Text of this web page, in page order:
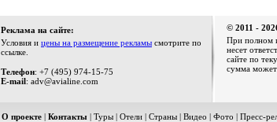
Реклама на сайте:
Условия и цены на размещение рекламы смотрите по
ссылке.
Телефон: +7 (495) 974-15-75
E-mail: adv@avialine.com
© 2011 -
При полном
несет
сайте по
сумма может
О проекте | Контакты | Туры | Отели | Страны | Видео | Фото | Пресс-